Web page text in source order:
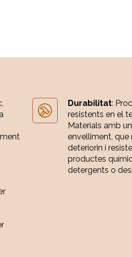
Durabilitat:
resistents en el
Materials amb
envelliment, que
deteriorin i
productes
detergents o